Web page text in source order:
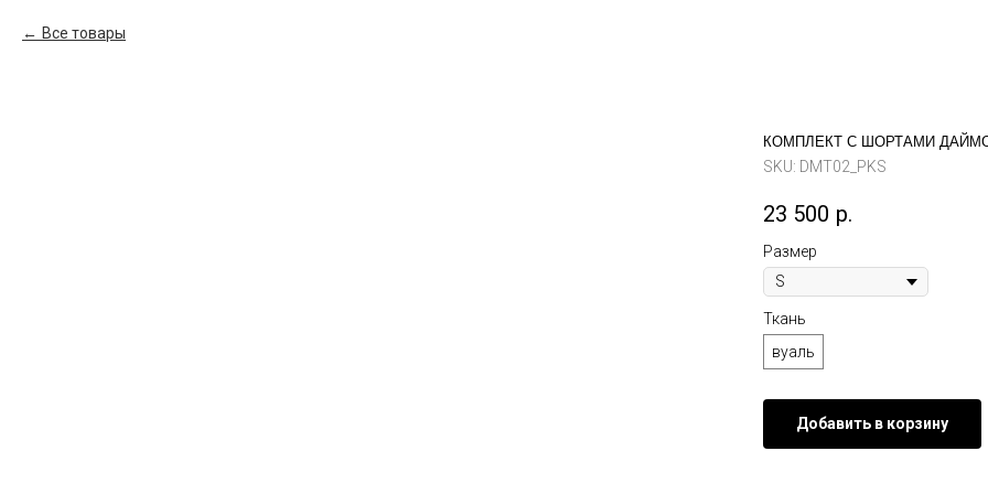
Все товары
КОМПЛЕКТ С ШОРТАМИ
SKU: DMT02_PKS
23 500 р.
Размер
Ткань
вуаль
Добавить в корзину